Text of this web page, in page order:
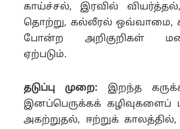
காய்ச்சல், இரவில்
தொற்று, கல்லீரல் ஒவ்வாமை,
போன்ற அறிகுறிகள்
ஏற்படும்.
தடுப்பு முறை: இறந்த
இனப்பெருக்கக் கழிவுகளைப்
அகற்றுதல், ஈற்றுக் காலத்தில்,